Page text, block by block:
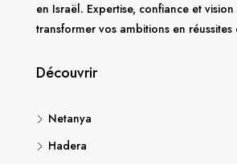
en Israël. Expertise, confiance et
transformer vos ambitions en réussites
Découvrir
Netanya
Hadera